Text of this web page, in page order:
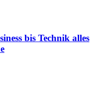
bis Technik alles